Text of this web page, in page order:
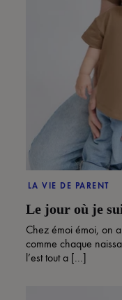
LA VIE DE PARENT
Le jour où je
Chez émoi émoi, on
comme chaque
l’est tout a [...]